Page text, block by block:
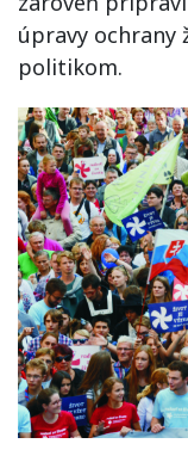
úpravy ochrany
politikom.